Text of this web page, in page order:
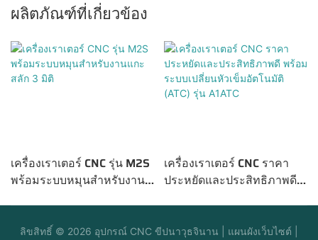
ผลิตภัณฑ์ที่เกี่ยวข้อง
เครื่องเราเตอร์ CNC รุ่น M2S
พร้อมระบบหมุนสำหรับงาน
เครื่องเราเตอร์ CNC ราคา
ประหยัดและประสิทธิภาพดี
ลิขสิทธิ์ © 2026 อุปกรณ์ CNC ขีปนาวุธจินาน แผนผังเว็บไซต์